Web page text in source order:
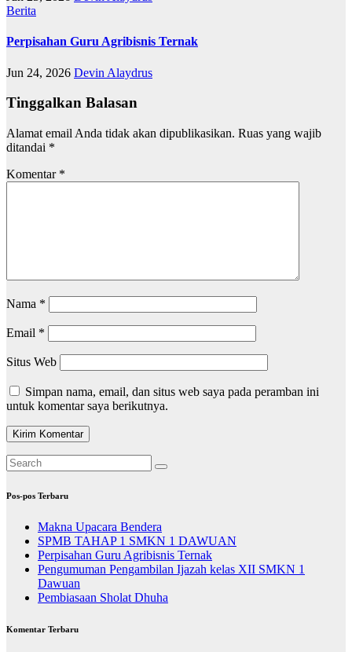
Berita
Perpisahan Guru Agribisnis Ternak
Jun 24, 2026 Devin Alaydrus
Tinggalkan Balasan
Alamat email Anda tidak akan dipublikasikan. Ruas yang wajib
ditandai *
Komentar *
Nama *
Email *
Situs Web
Simpan nama, email, dan situs web saya pada peramban ini
untuk komentar saya berikutnya.
Pos-pos Terbaru
Makna Upacara Bendera
SPMB TAHAP 1 SMKN 1 DAWUAN
Perpisahan Guru Agribisnis Ternak
Pengumuman Pengambilan Ijazah kelas XII SMKN 1
Dawuan
Pembiasaan Sholat Dhuha
Komentar Terbaru